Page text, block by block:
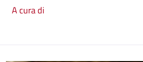
A cura di